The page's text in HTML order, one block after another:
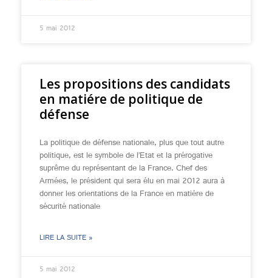
5 mai 2012
Les propositions des candidats
en matiére de politique de
défense
La politique de défense nationale, plus que tout autre
politique, est le symbole de l’Etat et la prérogative
suprême du représentant de la France. Chef des
Armées, le président qui sera élu en mai 2012 aura à
donner les orientations de la France en matière de
sécurité nationale
LIRE LA SUITE »
5 mai 2012